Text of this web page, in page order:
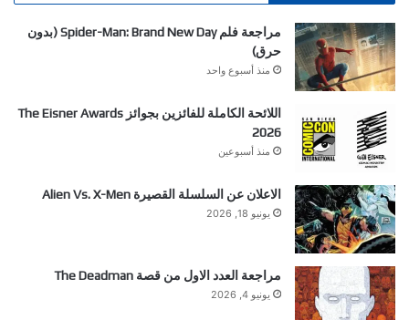
مراجعة فلم Spider-Man: Brand New Day (بدون
حرق)
منذ أسبوع واحد
اللائحة الكاملة للفائزين بجوائز The Eisner Awards
2026
منذ أسبوعين
الاعلان عن السلسلة القصيرة Alien Vs. X-Men
يونيو 18, 2026
مراجعة العدد الاول من قصة The Deadman
يونيو 4, 2026